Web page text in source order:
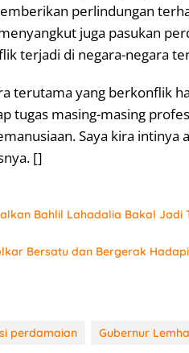
perlindungan
juga pasukan
terjadi di negara-negara
terutama yang berkonflik
tugas masing-masing
Saya kira intinya
[]
Bahlil Lahadalia Bakal Jadi
Bersatu dan Bergerak
perdamaian Gubernur